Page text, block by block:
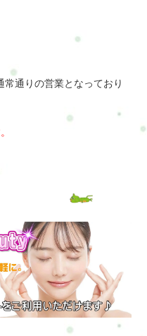
通りの営業となっており